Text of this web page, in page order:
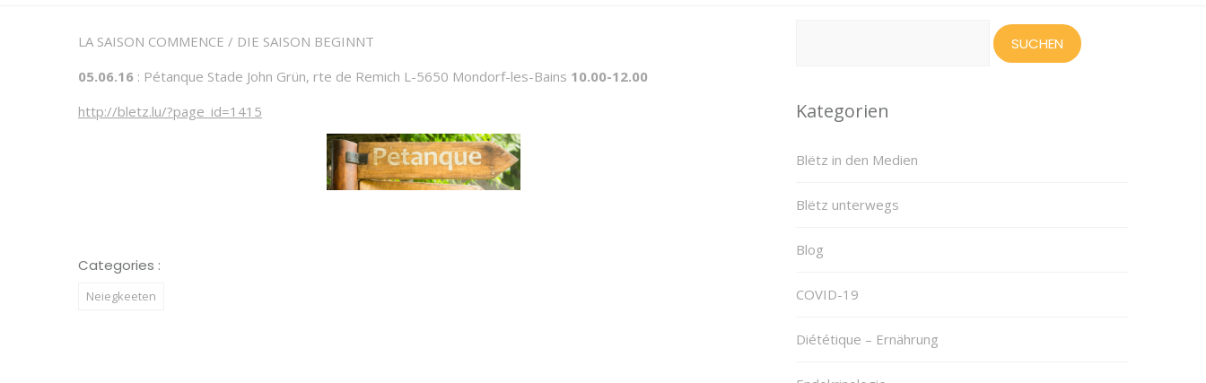
LA SAISON COMMENCE / DIE SAISON BEGINNT
05.06.16 : Pétanque Stade John Grün, rte de Remich L-5650 Mondorf-les-Bains 10.00-12.00
http://bletz.lu/?page_id=1415
Categories :
Neiegkeeten
Kategorien
Blëtz in den Medien
Blëtz unterwegs
Blog
COVID-19
Diététique – Ernährung